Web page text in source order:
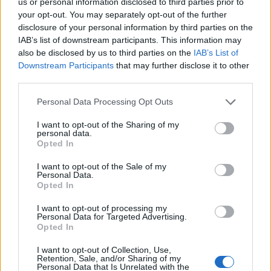
your opt-out. You may separately opt-out of the further
disclosure of your personal information by third parties on the
IAB’s list of downstream participants. This information may
also be disclosed by us to third parties on the IAB’s List of
Downstream Participants that may further disclose it to other
Personal Data Processing Opt Outs
I want to opt-out of the Sharing of my
personal data.
Opted In
I want to opt-out of the Sale of my
Personal Data.
Opted In
I want to opt-out of processing my
Personal Data for Targeted Advertising.
Opted In
I want to opt-out of Collection, Use,
Retention, Sale, and/or Sharing of my
Personal Data that Is Unrelated with the
Milíčovský les a rybníky.
Přírodní rezervace Homolka.
autora
Foto | Pavel Marhoul /Beleco
centrálních nebo v průmyslových částech města mohou
hostit biotopově náročnější druhy, jako jsou saranče